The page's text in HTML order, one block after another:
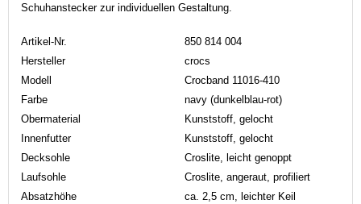
Schuhanstecker zur individuellen Gestaltung.
Artikel-Nr.
850 814 004
Hersteller
crocs
Modell
Crocband 11016-410
Farbe
navy (dunkelblau-rot)
Obermaterial
Kunststoff, gelocht
Innenfutter
Kunststoff, gelocht
Decksohle
Croslite, leicht genoppt
Laufsohle
Croslite, angeraut, profiliert
Absatzhöhe
ca. 2,5 cm, leichter Keil